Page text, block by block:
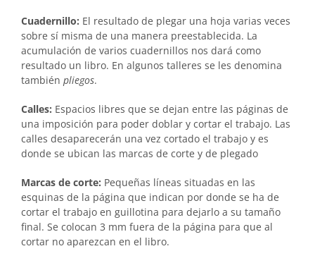
Cuadernillo: El resultado de plegar una hoja varias veces
sobre sí misma de una manera preestablecida. La
acumulación de varios cuadernillos nos dará como
resultado un libro. En algunos talleres se les denomina
también pliegos.
Calles: Espacios libres que se dejan entre las páginas de
una imposición para poder doblar y cortar el trabajo. Las
calles desaparecerán una vez cortado el trabajo y es
donde se ubican las marcas de corte y de plegado
Marcas de corte: Pequeñas líneas situadas en las
esquinas de la página que indican por donde se ha de
cortar el trabajo en guillotina para dejarlo a su tamaño
final. Se colocan 3 mm fuera de la página para que al
cortar no aparezcan en el libro.